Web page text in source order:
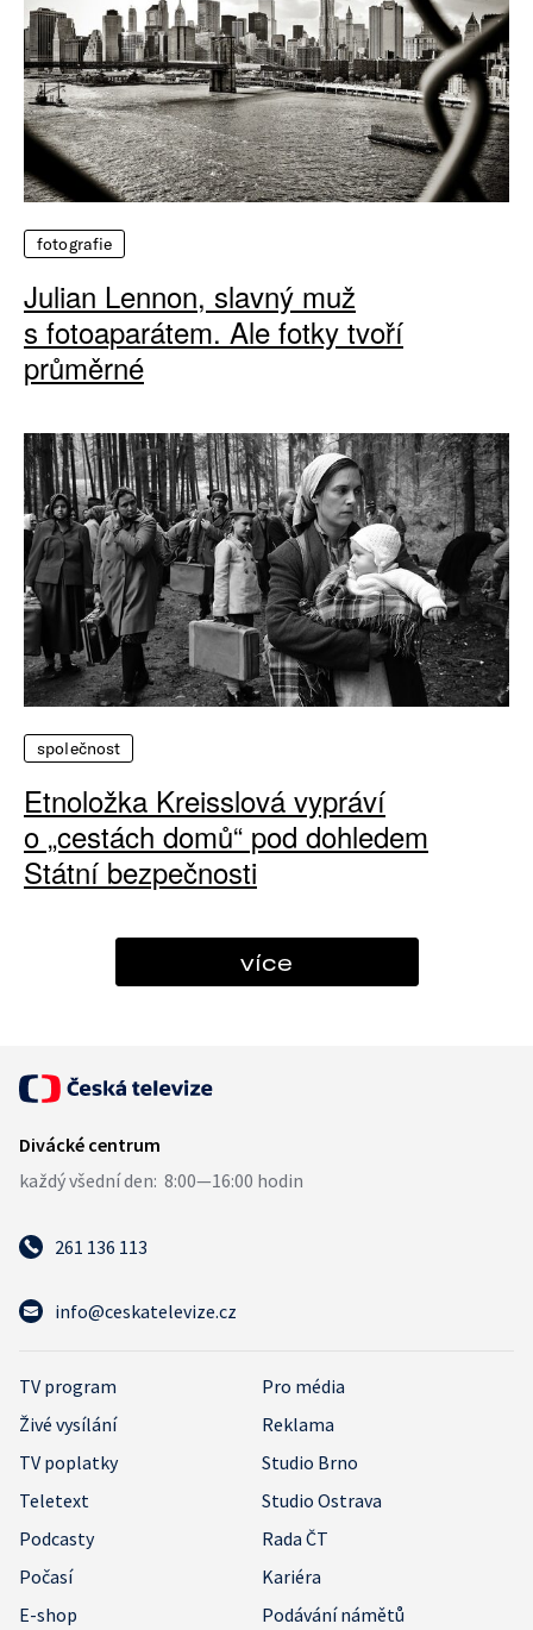
fotografie
Julian Lennon, slavný muž
s fotoaparátem. Ale fotky tvoří
průměrné
společnost
Etnoložka Kreisslová vypráví
o „cestách domů“ pod dohledem
Státní bezpečnosti
více
261 136 113
info@ceskatelevize.cz
TV program
Pro média
Živé vysílání
Reklama
TV poplatky
Studio Brno
Teletext
Studio Ostrava
Podcasty
Rada ČT
Počasí
Kariéra
E-shop
Podávání námětů